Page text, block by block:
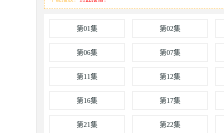
第01集 第02集
第06集 第07集
第11集 第12集
第16集 第17集
第21集 第22集